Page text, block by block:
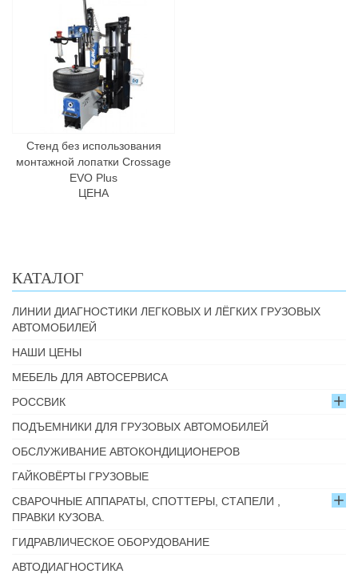
Стенд без использования
монтажной лопатки Crossage
EVO Plus
ЦЕНА
КАТАЛОГ
ЛИНИИ ДИАГНОСТИКИ ЛЕГКОВЫХ И ЛЁГКИХ ГРУЗОВЫХ
АВТОМОБИЛЕЙ
НАШИ ЦЕНЫ
МЕБЕЛЬ ДЛЯ АВТОСЕРВИСА
РОССВИК
ПОДЪЕМНИКИ ДЛЯ ГРУЗОВЫХ АВТОМОБИЛЕЙ
ОБСЛУЖИВАНИЕ АВТОКОНДИЦИОНЕРОВ
ГАЙКОВЁРТЫ ГРУЗОВЫЕ
СВАРОЧНЫЕ АППАРАТЫ, СПОТТЕРЫ, СТАПЕЛИ ,
ПРАВКИ КУЗОВА.
ГИДРАВЛИЧЕСКОЕ ОБОРУДОВАНИЕ
АВТОДИАГНОСТИКА